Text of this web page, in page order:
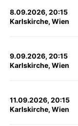
8.09.2026, 20:15
Karlskirche, Wien
9.09.2026, 20:15
Karlskirche, Wien
11.09.2026, 20:15
Karlskirche, Wien